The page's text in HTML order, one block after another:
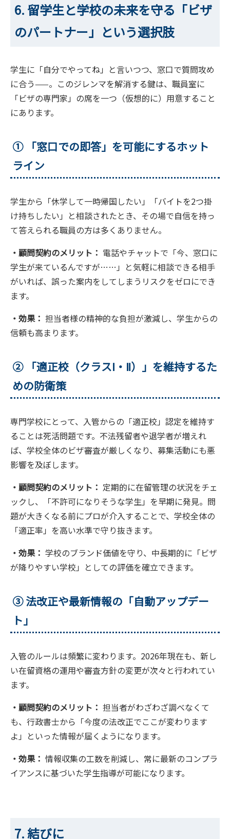
6. 留学生と学校の未来を守る「ビザ
のパートナー」という選択肢
学生に「自分でやってね」と言いつつ、窓口で質問攻め
に合う——。このジレンマを解消する鍵は、職員室に
「ビザの専門家」の席を一つ（仮想的に）用意すること
にあります。
① 「窓口での即答」を可能にするホット
ライン
学生から「休学して一時帰国したい」「バイトを2つ掛
け持ちしたい」と相談されたとき、その場で自信を持っ
て答えられる職員の方は多くありません。
・顧問契約のメリット： 電話やチャットで「今、窓口に
学生が来ているんですが……」と気軽に相談できる相手
がいれば、誤った案内をしてしまうリスクをゼロにでき
ます。
・効果： 担当者様の精神的な負担が激減し、学生からの
信頼も高まります。
② 「適正校（クラスⅠ・Ⅱ）」を維持するた
めの防衛策
専門学校にとって、入管からの「適正校」認定を維持す
ることは死活問題です。不法残留者や退学者が増えれ
ば、学校全体のビザ審査が厳しくなり、募集活動にも悪
影響を及ぼします。
・顧問契約のメリット： 定期的に在留管理の状況をチェ
ックし、「不許可になりそうな学生」を早期に発見。問
題が大きくなる前にプロが介入することで、学校全体の
「適正率」を高い水準で守り抜きます。
・効果： 学校のブランド価値を守り、中長期的に「ビザ
が降りやすい学校」としての評価を確立できます。
③ 法改正や最新情報の「自動アップデー
ト」
入管のルールは頻繁に変わります。2026年現在も、新し
い在留資格の運用や審査方針の変更が次々と行われてい
ます。
・顧問契約のメリット： 担当者がわざわざ調べなくて
も、行政書士から「今度の法改正でここが変わります
よ」といった情報が届くようになります。
・効果： 情報収集の工数を削減し、常に最新のコンプラ
イアンスに基づいた学生指導が可能になります。
7. 結びに